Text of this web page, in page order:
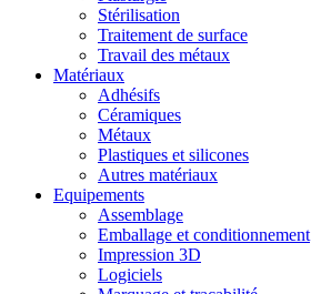
Stérilisation
Traitement de surface
Travail des métaux
Matériaux
Adhésifs
Céramiques
Métaux
Plastiques et silicones
Autres matériaux
Equipements
Assemblage
Emballage et conditionnement
Impression 3D
Logiciels